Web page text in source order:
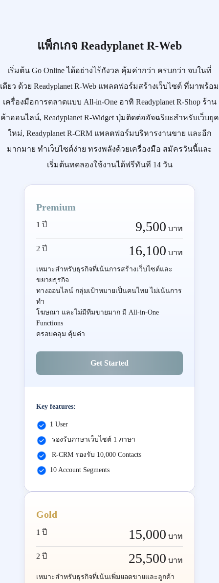
แพ็กเกจ Readyplanet R-Web
เริ่มต้น Go Onlineได้อย่างไร้กังวล คุ้มค่ากว่า ครบกว่า จบในที่
เดียว ด้วย Readyplanet R-Web แพลตฟอร์มสร้างเว็บไซต์ ที่มาพร้อม
เครื่องมือการตลาดแบบ All-in-Oneอาทิ Readyplanet R-Shopร้าน
ค้าออนไลน์, Readyplanet R-Widgetปุ่มติดต่ออัจฉริยะสำหรับเว็บยุค
ใหม่, Readyplanet R-CRMแพลตฟอร์มบริหารงานขาย และอีก
มากมาย ทำเว็บไซต์ง่าย ทรงพลังด้วยเครื่องมือ สมัครวันนี้และ
เริ่มต้นทดลองใช้งานได้ฟรีทันที 14 วัน
Premium
1 ปี 9,500 บาท
2 ปี 16,100 บาท
เหมาะสำหรับธุรกิจที่เน้นการสร้างเว็บไซต์และ
ขยายธุรกิจ
ทางออนไลน์ กลุ่มเป้าหมายเป็นคนไทย ไม่เน้นการ
ทำ
โฆษณา และไม่มีทีมขายมาก มี All-in-One
Functions
ครอบคลุม คุ้มค่า
Get Started
Key features:
1 User
รองรับภาษาเว็บไซต์ 1 ภาษา
R-CRM รองรับ 10,000 Contacts
10 Account Segments
Gold
1 ปี 15,000 บาท
2 ปี 25,500 บาท
เหมาะสำหรับธุรกิจที่เน้นเพิ่มยอดขายและลูกค้า